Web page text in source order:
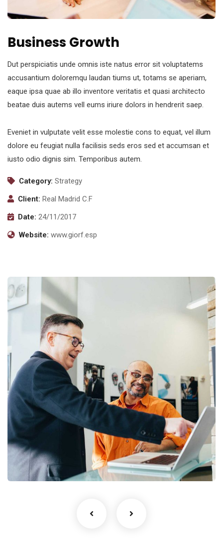
Business Growth
Dut perspiciatis unde omnis iste natus error sit voluptatems
accusantium doloremqu laudan tiums ut, totams se aperiam,
eaque ipsa quae ab illo inventore veritatis et quasi architecto
beatae duis autems vell eums iriure dolors in hendrerit saep.
Eveniet in vulputate velit esse molestie cons to equat, vel illum
dolore eu feugiat nulla facilisis seds eros sed et accumsan et
iusto odio dignis sim. Temporibus autem.
Category: Strategy
Client: Real Madrid C.F
Date: 24/11/2017
Website: www.giorf.esp
Digital Analysis
Facilitation